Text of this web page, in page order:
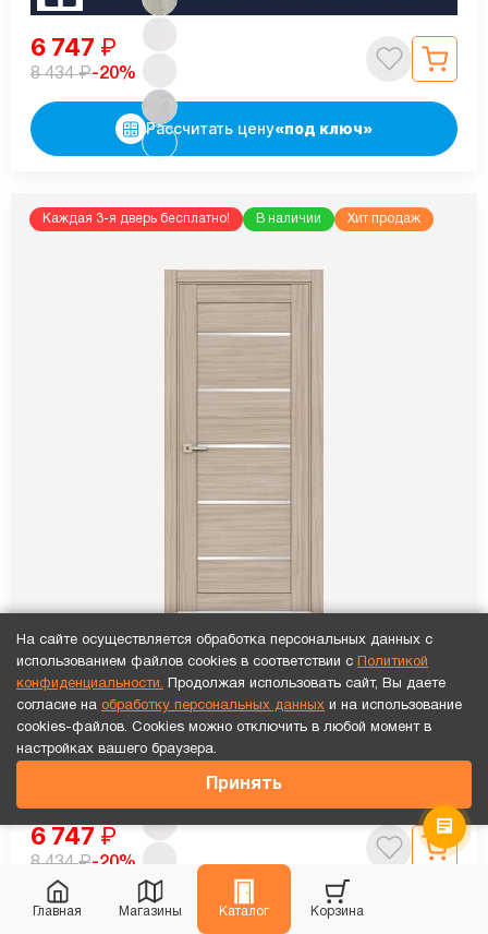
Главная Магазины Каталог Корзина
6 747 ₽
8 434₽-20%
Рассчитать цену«под ключ»
Каждая 3-я дверь бесплатно! В наличии Хит продаж
ПО QuLine 1-5 Беленый дуб
каждой двери
6 747₽
8 434₽-20%
Рассчитать цену «под ключ»
На сайте осуществляется обработка персональных данных с
использованием файлов cookies в соответствии с
Политикой
конфиденциальности. Продолжая использовать сайт, Вы даете
согласие на обработку персональных данных и на использование
cookies-файлов. Cookies можно отключить в любой момент в
настройках вашего браузера.
Принять